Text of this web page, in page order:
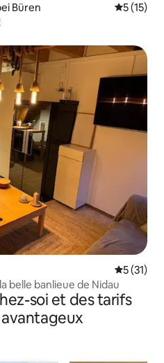
Büren
5 (15)
5 (31)
belle banlieue de Nidau
soi et des tarifs